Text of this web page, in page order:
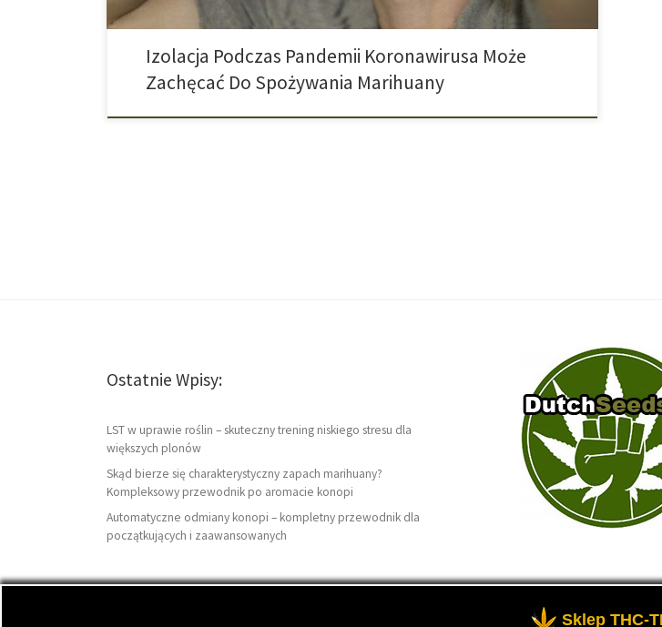
Izolacja Podczas Pandemii Koronawirusa Może
Zachęcać Do Spożywania Marihuany
Ostatnie Wpisy:
LST w uprawie roślin – skuteczny trening niskiego stresu dla
większych plonów
Skąd bierze się charakterystyczny zapach marihuany?
Kompleksowy przewodnik po aromacie konopi
Automatyczne odmiany konopi – kompletny przewodnik dla
początkujących i zaawansowanych
Sklep THC-